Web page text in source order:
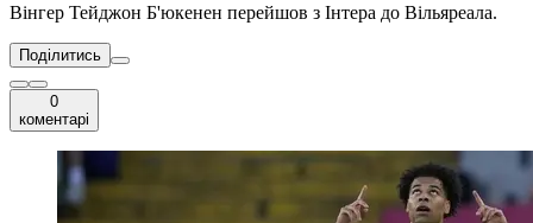
Вінгер Тейджон Б'юкенен перейшов з Інтера до Вільяреала.
Поділитись
0
коментарі